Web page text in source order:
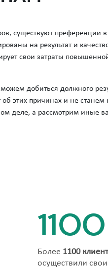
существуют преференции
на результат и
свои затраты
добиться должного
этих причинах и не станем
деле, а рассмотрим иные
1100
Более 1100
осуществили